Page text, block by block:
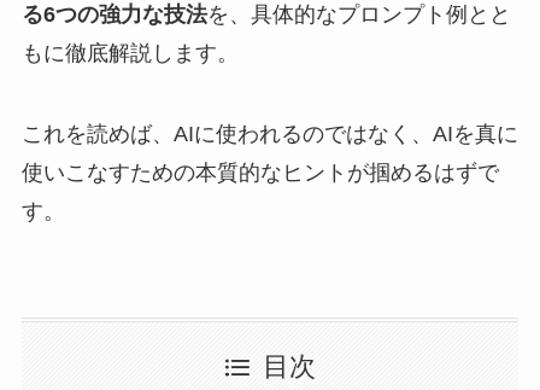
る6つの強力な技法を、具体的なプロンプト例とと
もに徹底解説します。
これを読めば、AIに使われるのではなく、AIを真に
使いこなすための本質的なヒントが掴めるはずで
す。
目次